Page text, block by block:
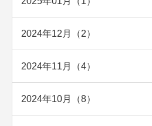
2024年12月（2）
2024年11月（4）
2024年10月（8）